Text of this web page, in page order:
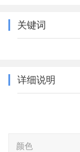
关键词
详细说明
颜色